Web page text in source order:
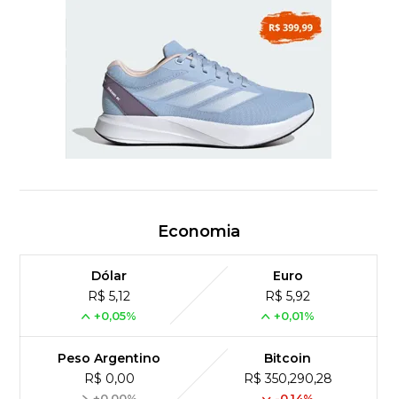
Economia
Dólar
R$ 5,12
+0,05%
Euro
R$ 5,92
+0,01%
Peso Argentino
R$ 0,00
Bitcoin
R$ 350,290,28